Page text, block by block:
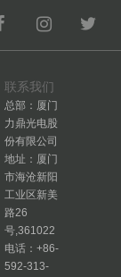
联系我们
总部：厦门
力鼎光电股
份有限公司
地址：厦门
市海沧新阳
工业区新美
路26
号,361022
电话：+86-
592-313-